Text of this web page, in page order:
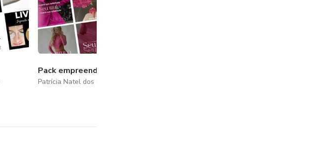
Pack empreendedora pink
Patrícia Natel dos Santos